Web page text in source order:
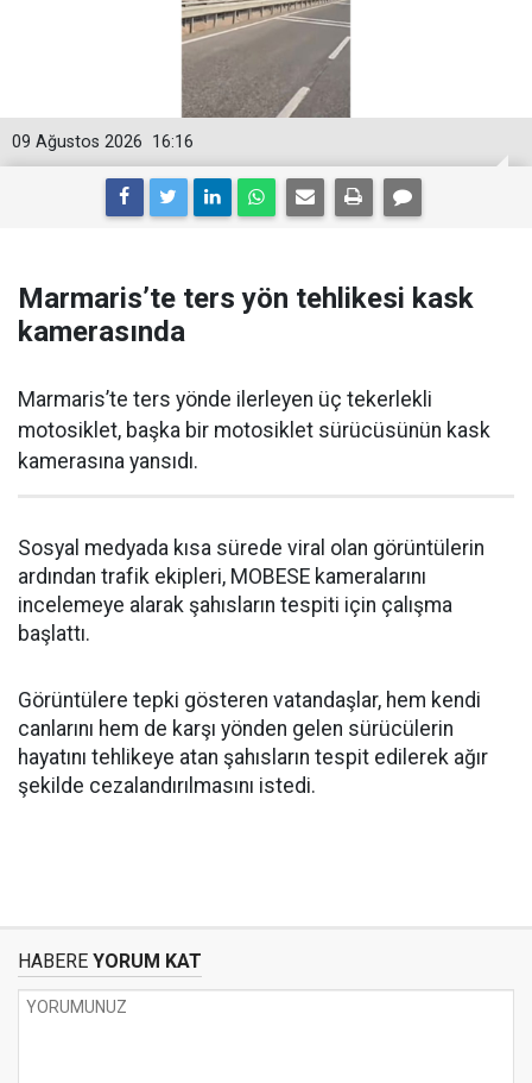
16:16
09 Ağustos 2026
Marmaris’te ters yön tehlikesi kask
kamerasında
Marmaris’te ters yönde ilerleyen üç tekerlekli
motosiklet, başka bir motosiklet sürücüsünün kask
kamerasına yansıdı.
Sosyal medyada kısa sürede viral olan görüntülerin
ardından trafik ekipleri, MOBESE kameralarını
incelemeye alarak şahısların tespiti için çalışma
başlattı.
Görüntülere tepki gösteren vatandaşlar, hem kendi
canlarını hem de karşı yönden gelen sürücülerin
hayatını tehlikeye atan şahısların tespit edilerek ağır
şekilde cezalandırılmasını istedi.
HABERE YORUM KAT